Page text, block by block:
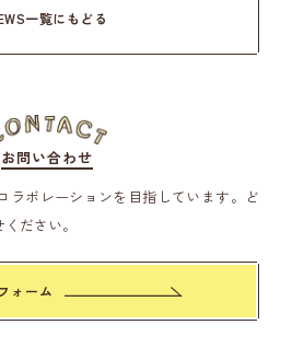
一覧にもどる
お問い合わせ
ボレーションを目指しています。 ど
ださい。
ォーム